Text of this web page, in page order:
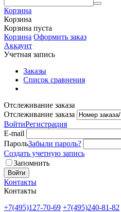
Корзина
Корзина
Корзина пуста
Корзина Оформить заказ
Аккаунт
Учетная запись
Заказы
Список сравнения
Отслеживание заказа
Отслеживание заказа
ВойтиРегистрация
E-mail
ПарольЗабыли пароль?
Создать учетную запись
Запомнить
Войти
Контакты
Контакты
+7(495)127-70-69 +7(495)240-81-82